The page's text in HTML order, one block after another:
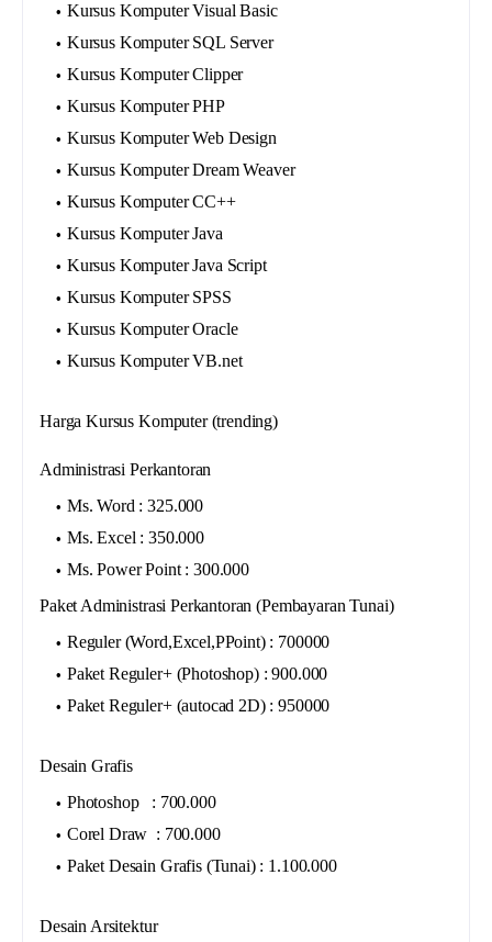
Kursus Komputer Visual Basic
Kursus Komputer SQL Server
Kursus Komputer Clipper
Kursus Komputer PHP
Kursus Komputer Web Design
Kursus Komputer Dream Weaver
Kursus Komputer CC++
Kursus Komputer Java
Kursus Komputer Java Script
Kursus Komputer SPSS
Kursus Komputer Oracle
Kursus Komputer VB.net
Harga Kursus Komputer (trending)
Administrasi Perkantoran
Ms. Word : 325.000
Ms. Excel : 350.000
Ms. Power Point : 300.000
Paket Administrasi Perkantoran (Pembayaran Tunai)
Reguler (Word,Excel,PPoint) : 700000
Paket Reguler+ (Photoshop) : 900.000
Paket Reguler+ (autocad 2D) : 950000
Desain Grafis
Photoshop : 700.000
Corel Draw : 700.000
Paket Desain Grafis (Tunai) : 1.100.000
Desain Arsitektur